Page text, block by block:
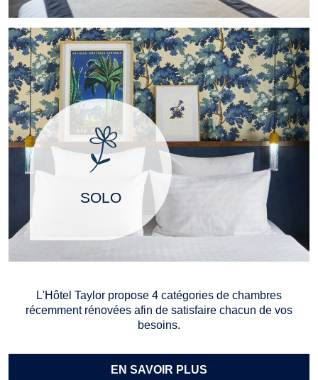
SOLO
L'Hôtel Taylor propose 4 catégories de chambres
récemment rénovées afin de satisfaire chacun de vos
besoins.
EN SAVOIR PLUS